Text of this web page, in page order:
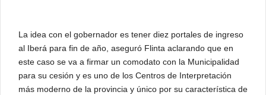
La idea con el gobernador es tener diez portales de ingreso
al Iberá para fin de año, aseguró Flinta aclarando que en
este caso se va a firmar un comodato con la Municipalidad
para su cesión y es uno de los Centros de Interpretación
más moderno de la provincia y único por su característica de